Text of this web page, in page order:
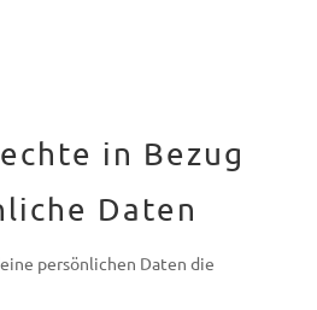
in Bezug
Daten
persönlichen Daten die